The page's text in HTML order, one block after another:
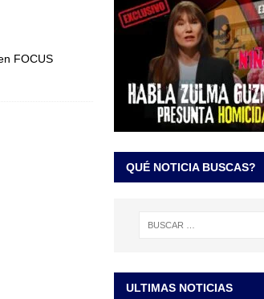
Rodríguez
FOCUS
QUÉ NOTICIA BUSCAS?
ULTIMAS NOTICIAS